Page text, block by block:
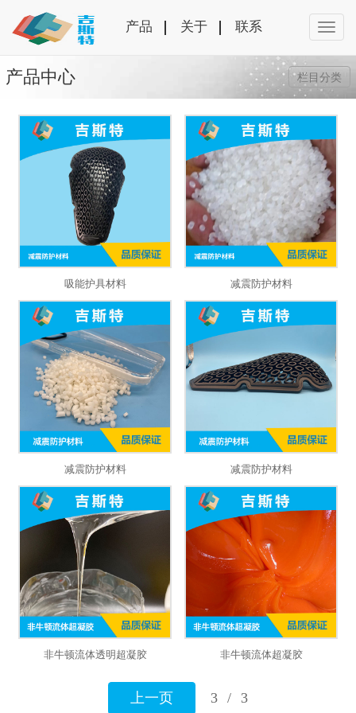
产品 关于 联系
栏目分类
产品中心
吸能护具材料 减震防护材料
减震防护材料 减震防护材料
非牛顿流体透明超凝胶 非牛顿流体超凝胶
上一页 3 / 3